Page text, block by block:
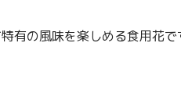
有の風味を楽しめる食用花